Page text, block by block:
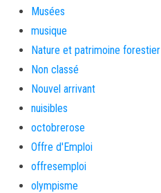
Musées
musique
Nature et patrimoine forestier
Non classé
Nouvel arrivant
nuisibles
octobrerose
Offre d'Emploi
offresemploi
olympisme